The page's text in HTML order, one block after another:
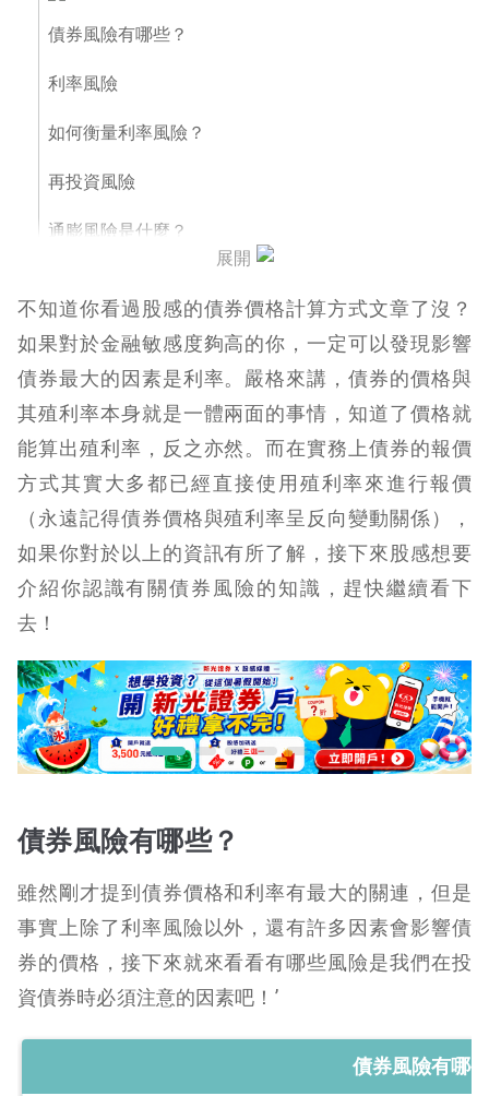
債券風險有哪些？
利率風險
如何衡量利率風險？
再投資風險
通膨風險是什麼？
贖回風險是什麼？
債券風險結論
展開
不知道你看過股感的債券價格計算方式文章了沒？
如果對於金融敏感度夠高的你，一定可以發現影響
債券最大的因素是利率。嚴格來講，債券的價格與
其殖利率本身就是一體兩面的事情，知道了價格就
能算出殖利率，反之亦然。而在實務上債券的報價
方式其實大多都已經直接使用殖利率來進行報價
（永遠記得債券價格與殖利率呈反向變動關係），
如果你對於以上的資訊有所了解，接下來股感想要
介紹你認識有關債券風險的知識，趕快繼續看下
去！
債券風險有哪些？
雖然剛才提到債券價格和利率有最大的關連，但是
事實上除了利率風險以外，還有許多因素會影響債
券的價格，接下來就來看看有哪些風險是我們在投
資債券時必須注意的因素吧！’
債券風險有哪